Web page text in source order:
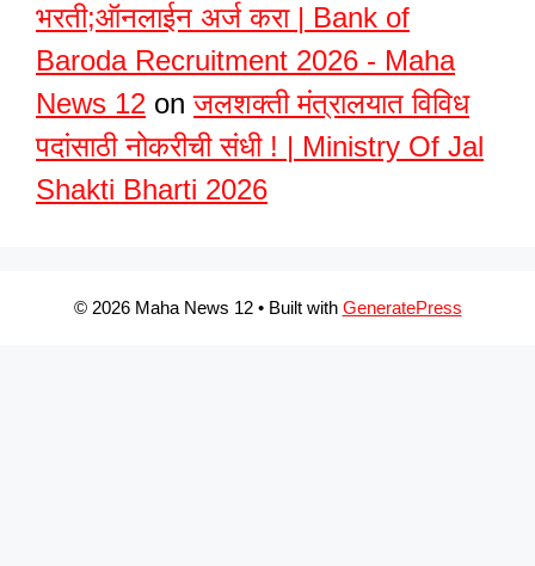
भरती;ऑनलाईन अर्ज करा | Bank of
Baroda Recruitment 2026 - Maha
News 12 onजलशक्ती मंत्रालयात विविध
पदांसाठी नोकरीची संधी ! | Ministry Of Jal
Shakti Bharti 2026
© 2026 Maha News 12• Built with GeneratePress